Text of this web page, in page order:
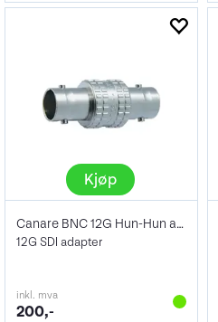
Kjøp
Canare BNC 12G Hun-Hun adapter
12G SDI adapter
inkl. mva
200,-